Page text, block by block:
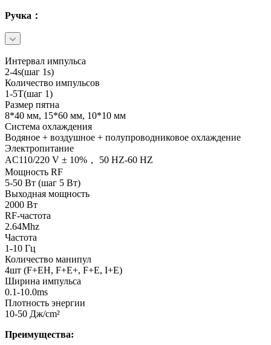
Ручка：
Интервал импульса
2-4s(шаг 1s)
Количество импульсов
1-5T(шаг 1)
Размер пятна
8*40 мм, 15*60 мм, 10*10 мм
Система охлаждения
Водяное + воздушное + полупроводниковое охлаждение
Электропитание
AC110/220 V ± 10%， 50 HZ-60 HZ
Мощность RF
5-50 Вт (шаг 5 Вт)
Выходная мощность
2000 Вт
RF-частота
2.64Mhz
Частота
1-10 Гц
Количество манипул
4шт (F+EH, F+E+, F+E, I+E)
Ширина импульса
0.1-10.0ms
Плотность энергии
10-50 Дж/cm²
Преимущества: